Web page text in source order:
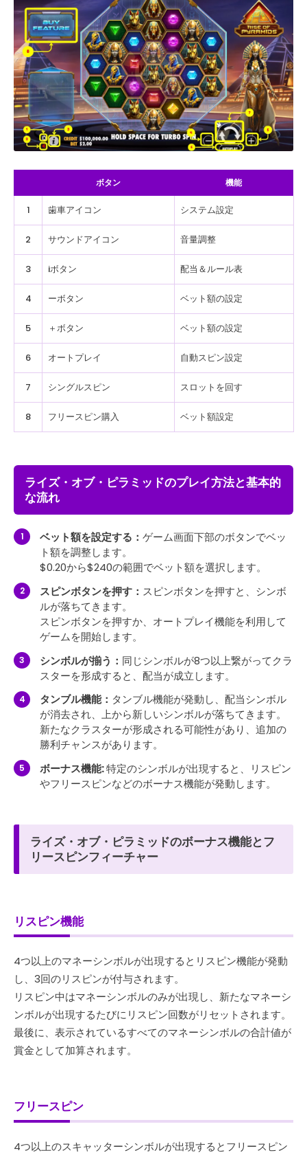
ボタン 機能
1 歯車アイコン システム設定
2 サウンドアイコン 音量調整
3 iボタン 配当＆ルール表
4 ーボタン ベット額の設定
5 ＋ボタン ベット額の設定
6 オートプレイ 自動スピン設定
7 シングルスピン スロットを回す
8 フリースピン購入 ベット額設定
ライズ・オブ・ピラミッドのプレイ方法と基本的
な流れ
ベット額を設定する： ゲーム画面下部のボタンでベッ
ト額を調整します。
$0.20から$240の範囲でベット額を選択します。
スピンボタンを押す： スピンボタンを押すと、シンボ
ルが落ちてきます。
スピンボタンを押すか、オートプレイ機能を利用して
ゲームを開始します。
シンボルが揃う： 同じシンボルが8つ以上繋がってクラ
スターを形成すると、配当が成立します。
タンブル機能： タンブル機能が発動し、配当シンボル
が消去され、上から新しいシンボルが落ちてきます。
新たなクラスターが形成される可能性があり、追加の
勝利チャンスがあります。
ボーナス機能:特定のシンボルが出現すると、リスピン
やフリースピンなどのボーナス機能が発動します。
ライズ・オブ・ピラミッドのボーナス機能とフ
リースピンフィーチャー
リスピン機能
4つ以上のマネーシンボルが出現するとリスピン機能が発動
し、3回のリスピンが付与されます。
リスピン中はマネーシンボルのみが出現し、新たなマネーシ
ンボルが出現するたびにリスピン回数がリセットされます。
最後に、表示されているすべてのマネーシンボルの合計値が
賞金として加算されます。
フリースピン
4つ以上のスキャッターシンボルが出現するとフリースピン